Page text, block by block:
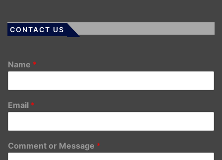
CONTACT US
Name *
Email *
Comment or Message *